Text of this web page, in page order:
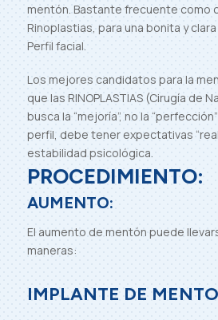
mentón. Bastante frecuente como
Rinoplastias, para una bonita y
Perfil facial.
Los mejores candidatos para la
que las RINOPLASTIAS (Cirugía de
busca la “mejoría”, no la
perfil, debe tener expectativas
estabilidad psicológica.
PROCEDIMIENTO:
AUMENTO:
El aumento de mentón puede
maneras:
IMPLANTE DE